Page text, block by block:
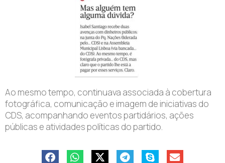
Ao mesmo tempo, continuava associada à cobertura
fotográfica, comunicação e imagem de iniciativas do
CDS, acompanhando eventos partidários, ações
públicas e atividades políticas do partido.